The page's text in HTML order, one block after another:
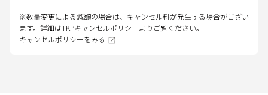
※数量変更による減額の場合は、キャンセル料が発生する場合がござい
ます。詳細はTKPキャンセルポリシーよりご覧ください。
キャンセルポリシーをみる